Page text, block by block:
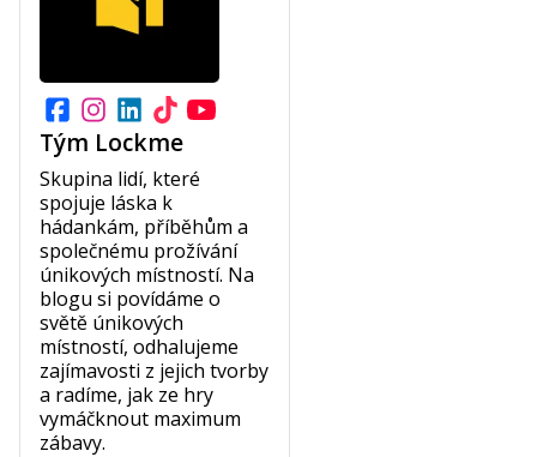
Tým Lockme
Skupina lidí, které
spojuje láska k
hádankám, příběhům a
společnému prožívání
únikových místností. Na
blogu si povídáme o
světě únikových
místností, odhalujeme
zajímavosti z jejich tvorby
a radíme, jak ze hry
vymáčknout maximum
zábavy.